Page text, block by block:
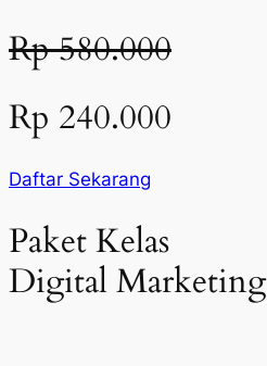
Rp 580.000
Rp 240.000
Daftar Sekarang
Paket Kelas
Digital Marketing